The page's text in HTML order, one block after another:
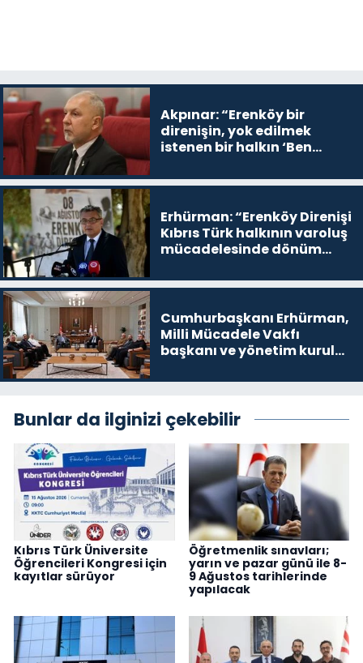
Akpınar: “Erenköy bir
direnişin, yok edilmek
istenen bir halkın ‘Ben
devam edeceğim’ dediği
Erhürman: “Erenköy Direnişi
Kıbrıs Türk halkının varoluş
mücadelesinde dönüm
Cumhurbaşkanı Erhürman,
Milli Mücadele Vakfı
başkanı ve yönetim kurulu
Bunlar da ilginizi çekebilir
Kıbrıs Türk Üniversite
Öğrencileri Kongresi için
kayıtlar sürüyor
Öğretmenlik sınavları;
yarın ve pazar günü ile 8-
9 Ağustos tarihlerinde
yapılacak